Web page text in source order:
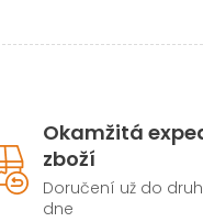
Okamžitá
zboží
Doručení už do
dne